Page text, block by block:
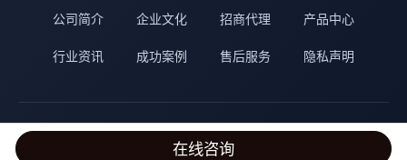
公司简介 企业文化 招商代理 产品中心
行业资讯 成功案例 售后服务 隐私声明
© 2001-2026 广州市超易信息科技有限公司 版权所有
在线咨询